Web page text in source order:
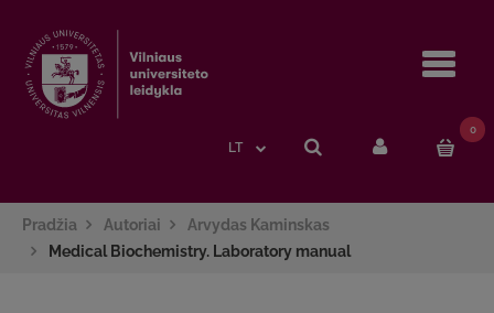
LT
0
Pradžia Autoriai
Arvydas Kaminskas
Medical Biochemistry. Laboratory manual